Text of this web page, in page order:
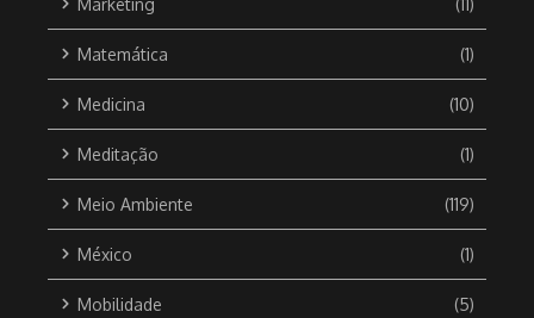
Matemática (1)
Medicina (10)
Meditação (1)
Meio Ambiente (119)
México (1)
Mobilidade (5)